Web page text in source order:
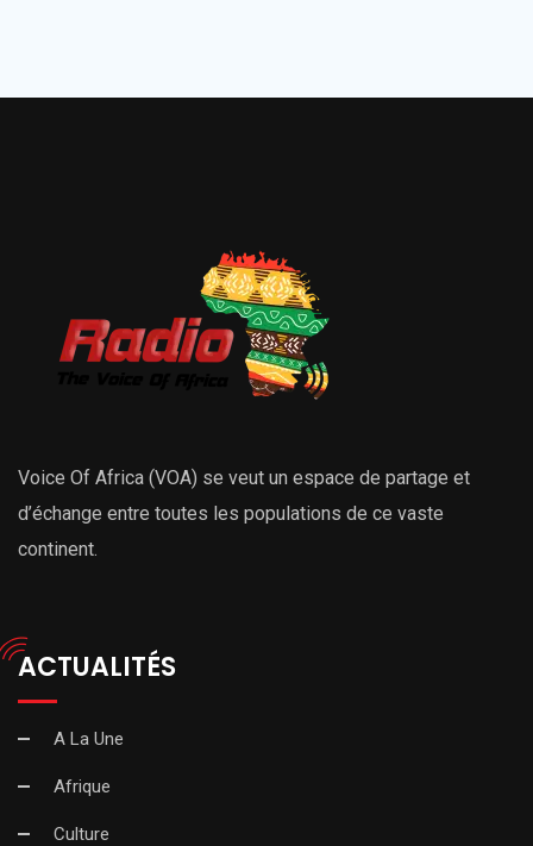
Voice Of Africa (VOA) se veut un espace de partage et
d’échange entre toutes les populations de ce vaste
continent.
ACTUALITÉS
A La Une
Afrique
Culture